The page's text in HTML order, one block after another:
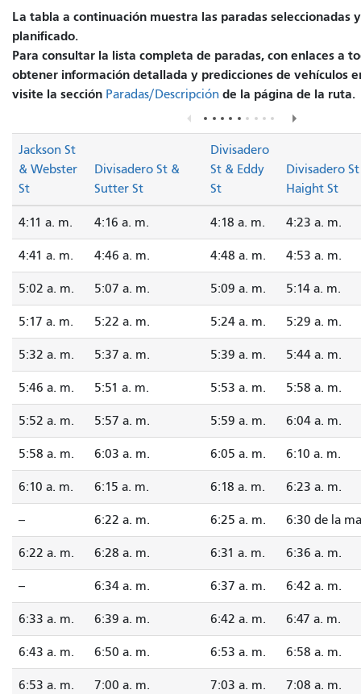
La tabla a continuación muestra las paradas seleccionadas
planificado.
Para consultar la lista completa de paradas, con enlaces a
obtener información detallada y predicciones de vehículos
visite la sección Paradas/Descripción de la página de la ruta.
Jackson St
& Webster
St
Divisadero St &
Sutter St
Divisadero
St & Eddy
St
Divisadero
Haight St
4:11 a. m. 4:16 a. m. 4:18 a. m. 4:23 a. m.
4:41 a. m. 4:46 a. m. 4:48 a. m. 4:53 a. m.
5:02 a. m. 5:07 a. m. 5:09 a. m. 5:14 a. m.
5:17 a. m. 5:22 a. m. 5:24 a. m. 5:29 a. m.
5:32 a. m. 5:37 a. m. 5:39 a. m. 5:44 a. m.
5:46 a. m. 5:51 a. m. 5:53 a. m. 5:58 a. m.
5:52 a. m. 5:57 a. m. 5:59 a. m. 6:04 a. m.
5:58 a. m. 6:03 a. m. 6:05 a. m. 6:10 a. m.
6:10 a. m. 6:15 a. m. 6:18 a. m. 6:23 a. m.
-- 6:22 a. m. 6:25 a. m. 6:30 de la
6:22 a. m. 6:28 a. m. 6:31 a. m. 6:36 a. m.
-- 6:34 a. m. 6:37 a. m. 6:42 a. m.
6:33 a. m. 6:39 a. m. 6:42 a. m. 6:47 a. m.
6:43 a. m. 6:50 a. m. 6:53 a. m. 6:58 a. m.
6:53 a. m. 7:00 a. m. 7:03 a. m. 7:08 a. m.